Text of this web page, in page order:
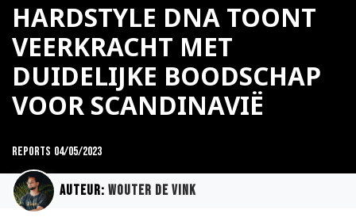
HARDSTYLE DNA TOONT
VEERKRACHT MET
DUIDELIJKE BOODSCHAP
VOOR SCANDINAVIË
Reports 04/05/2023
Auteur: Wouter de Vink